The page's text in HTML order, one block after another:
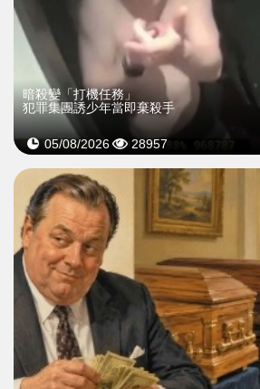
暗殺變「打機任務」
犯罪集團誘少年當即棄殺手
05/08/2026 28957